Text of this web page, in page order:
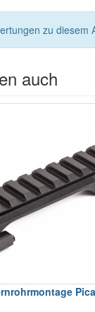
zu diesem
auch